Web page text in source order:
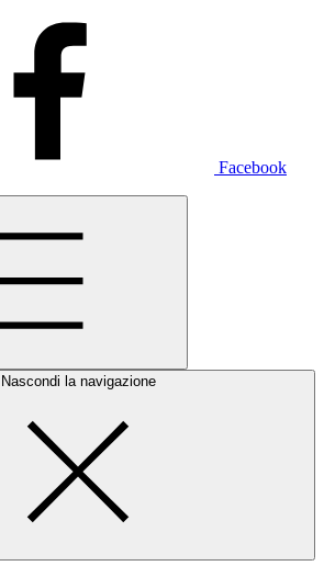
Facebook
Nascondi la navigazione